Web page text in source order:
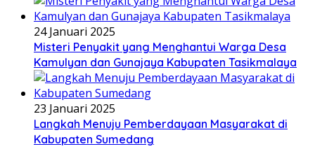
24 Januari 2025
Misteri Penyakit yang Menghantui Warga Desa
Kamulyan dan Gunajaya Kabupaten Tasikmalaya
23 Januari 2025
Langkah Menuju Pemberdayaan Masyarakat di
Kabupaten Sumedang